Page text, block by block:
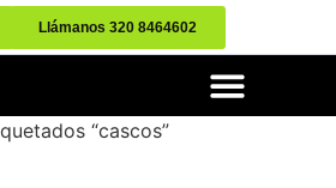
Llámanos 320 8464602
“cascos”